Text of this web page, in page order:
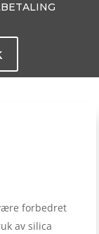
forbedret
av silica